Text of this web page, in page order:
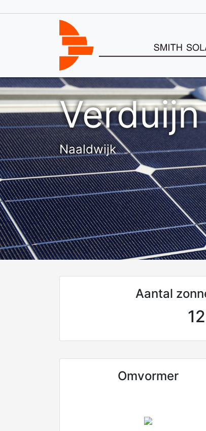
Verduijn
Naaldwijk
Aantal
12
Omvormer